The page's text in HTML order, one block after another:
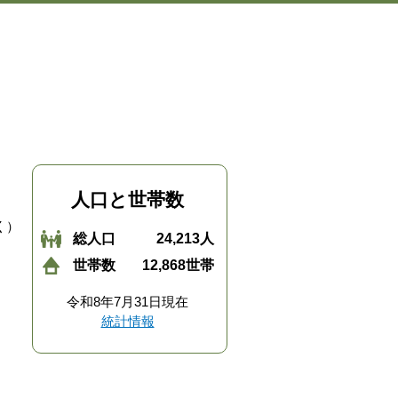
人口と世帯数
総人口
24,213人
世帯数
12,868世帯
令和8年7月31日現在
統計情報